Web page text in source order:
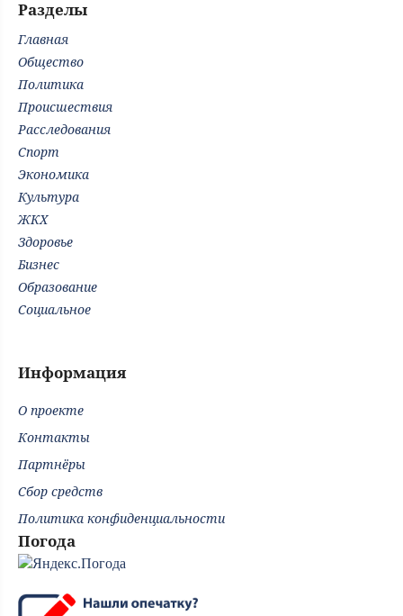
Разделы
Главная
Общество
Политика
Происшествия
Расследования
Спорт
Экономика
Культура
ЖКХ
Здоровье
Бизнес
Образование
Социальное
Информация
О проекте
Контакты
Партнёры
Сбор средств
Политика конфиденциальности
Погода